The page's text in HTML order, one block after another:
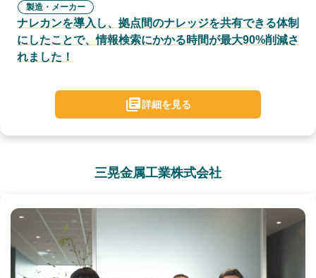
製造・メーカー
ナレカンを導入し、拠点間のナレッジを共有できる体制
にしたことで、情報検索にかかる時間が最大90%削減さ
れました！
詳細を見る
三晃金属工業株式会社